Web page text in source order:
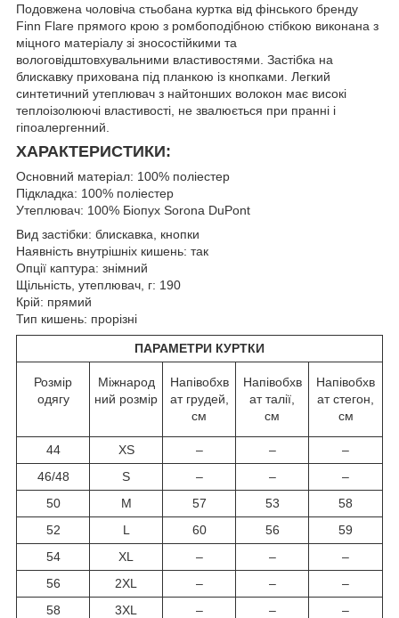
Подовжена чоловіча стьобана куртка від фінського бренду
Finn Flare прямого крою з ромбоподібною стібкою виконана з
міцного матеріалу зі зносостійкими та
вологовідштовхувальними властивостями. Застібка на
блискавку прихована під планкою із кнопками. Легкий
синтетичний утеплювач з найтонших волокон має високі
теплоізолюючі властивості, не звалюється при пранні і
гіпоалергенний.
ХАРАКТЕРИСТИКИ:
Основний матеріал: 100% поліестер
Підкладка: 100% поліестер
Утеплювач: 100% Біопух Sorona DuPont
Вид застібки: блискавка, кнопки
Наявність внутрішніх кишень: так
Опції каптура: знімний
Щільність, утеплювач, г: 190
Крій: прямий
Тип кишень: прорізні
ПАРАМЕТРИ КУРТКИ
Розмір
одягу
Міжнарод
ний розмір
Напівобхв
ат грудей,
см
Напівобхв
ат талії,
см
Напівобхв
ат стегон,
см
44 XS – –
–
46/48
S – –
–
50
M 57 53
58
52
L 60 56
59
54
XL – –
–
56
2XL – –
–
58
3XL – –
–